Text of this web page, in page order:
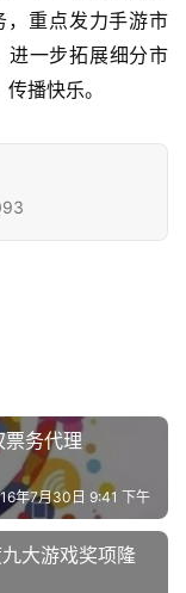
，重点发力手游市
进一步拓展细分市
播快乐。
务代理
年7月30日 9:41 下午
大游戏奖项隆